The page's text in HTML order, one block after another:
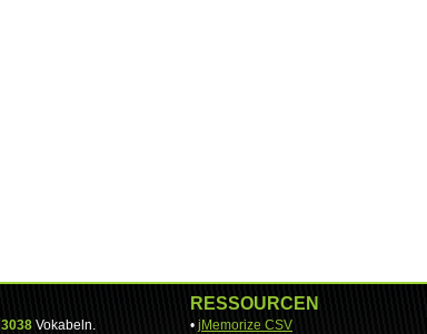
3038 Vokabeln.
RESSOURCEN
• jMemorize CSV